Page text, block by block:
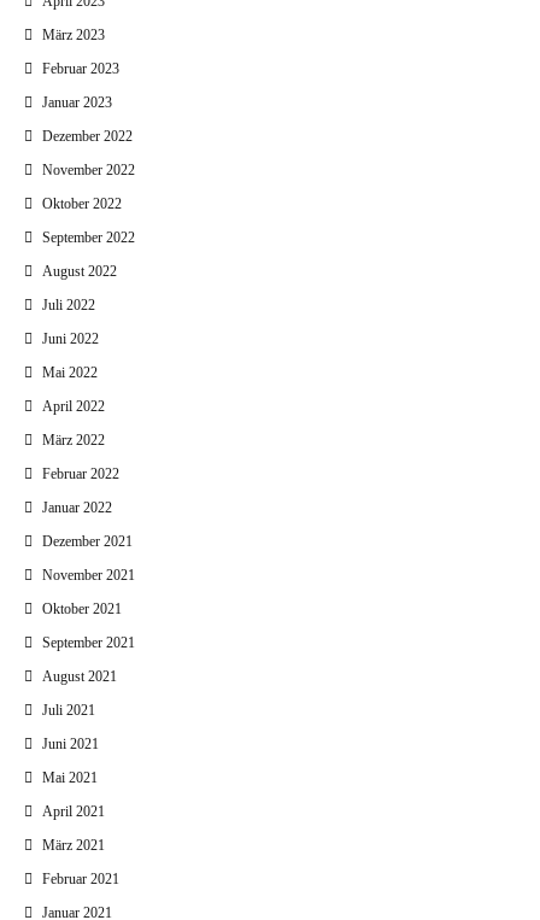
März 2023
Februar 2023
Januar 2023
Dezember 2022
November 2022
Oktober 2022
September 2022
August 2022
Juli 2022
Juni 2022
Mai 2022
April 2022
März 2022
Februar 2022
Januar 2022
Dezember 2021
November 2021
Oktober 2021
September 2021
August 2021
Juli 2021
Juni 2021
Mai 2021
April 2021
März 2021
Februar 2021
Januar 2021